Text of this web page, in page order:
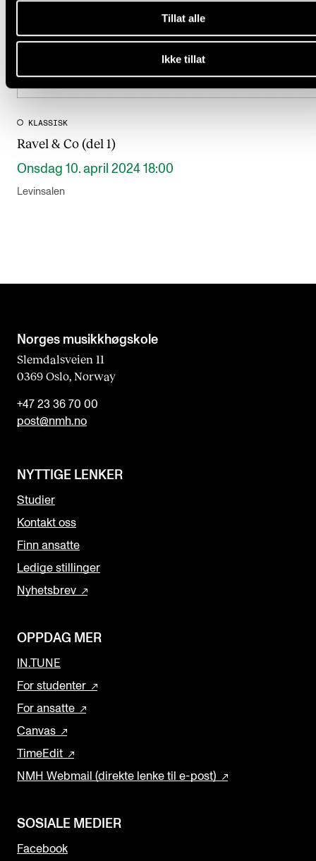
Tillat alle
Ikke tillat
KLASSISK
Ravel & Co (del 1)
Onsdag 10. april 2024 18:00
Levinsalen
Norges musikk­høgskole
Slemdalsveien 11
0369 Oslo, Norway
+47 23 36 70 00
post@nmh.no
NYTTIGE LENKER
Studier
Kontakt oss
Finn ansatte
Ledige stillinger
Nyhetsbrev
OPPDAG MER
IN.TUNE
For studenter
For ansatte
Canvas
TimeEdit
NMH Webmail (direkte lenke til e-post)
SOSIALE MEDIER
Facebook